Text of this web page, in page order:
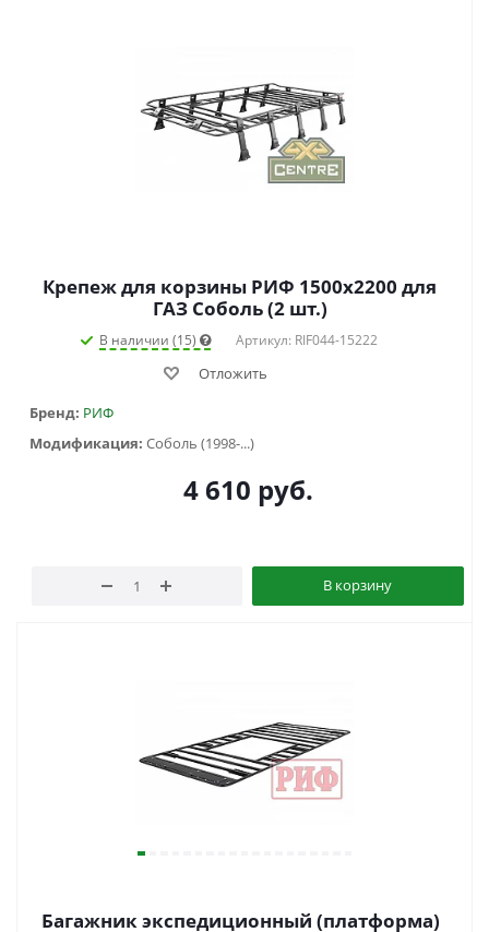
Крепеж для корзины РИФ 1500х2200 для
ГАЗ Соболь (2 шт.)
В наличии (15) Артикул: RIF044-15222
Отложить
Бренд: РИФ
Модификация: Соболь (1998-...)
4 610 руб.
В корзину
Багажник экспедиционный (платформа)